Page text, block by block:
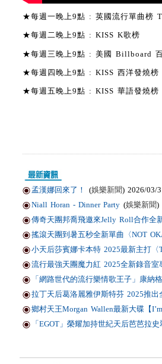
★每週一晚上9點 : 英國流行單曲榜
★每週二晚上9點 : KISS K歌榜
★每週三晚上9點 : 美國 Billboard
★每週四晚上9點 : KISS 西洋發燒榜
★每週五晚上9點 : KISS 華語發燒榜
孟漢娜回來了！ (娛樂新聞) 2026/03/
Niall Horan - Dinner Party (娛樂新聞)
傳奇天團邦喬飛邀來Jelly Roll合作全
搖滾天團到暑五秒全新單曲〈NOT
小天后莎賓娜卡本特 2025最新主打〈
流行最強天團魔力紅 2025全新錄音室
「網路世代的流行樂情歌王子」康納
拉丁天后葛洛麗雅伊斯特芬 2025推出
鄉村天王Morgan Wallen最新大碟【
「EGOT」榮耀加持世紀天后芭芭拉